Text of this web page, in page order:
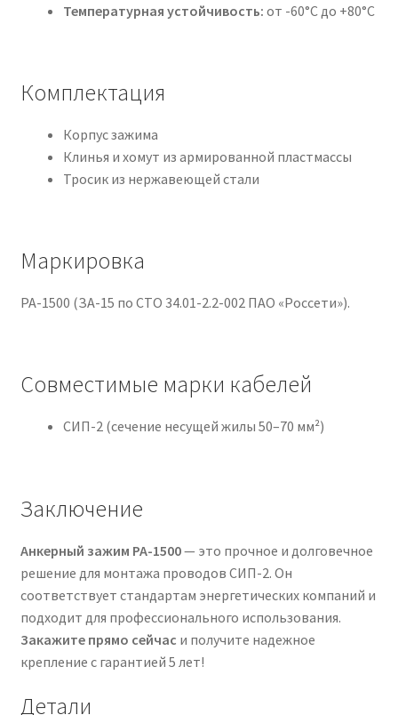
Температурная устойчивость: от -60°C до +80°C
Комплектация
Корпус зажима
Клинья и хомут из армированной пластмассы
Тросик из нержавеющей стали
Маркировка
PA-1500 (ЗА-15 по СТО 34.01-2.2-002 ПАО «Россети»).
Совместимые марки кабелей
СИП-2 (сечение несущей жилы 50–70 мм²)
Заключение
Анкерный зажим PA-1500— это прочное и долговечное
решение для монтажа проводов СИП-2. Он
соответствует стандартам энергетических компаний и
подходит для профессионального использования.
Закажите прямо сейчас и получите надежное
крепление с гарантией 5 лет!
Детали